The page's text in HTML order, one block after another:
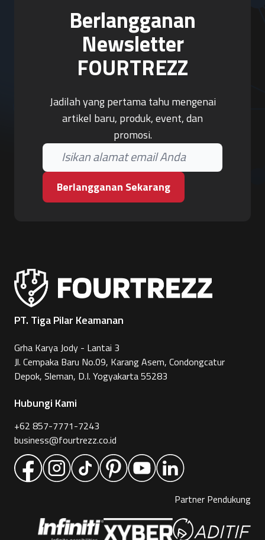
Berlangganan
Newsletter
FOURTREZZ
Jadilah yang pertama tahu mengenai
artikel baru, produk, event, dan
promosi.
Berlangganan Sekarang
PT. Tiga Pilar Keamanan
Grha Karya Jody - Lantai 3
Jl. Cempaka Baru No.09, Karang Asem, Condongcatur
Depok, Sleman, D.I. Yogyakarta 55283
Hubungi Kami
+62 857-7771-7243
business@fourtrezz.co.id
Partner Pendukung